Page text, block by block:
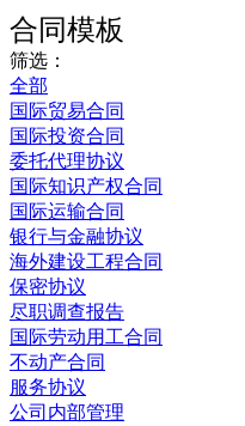
合同模板
筛选：
全部
国际贸易合同
国际投资合同
委托代理协议
国际知识产权合同
国际运输合同
银行与金融协议
海外建设工程合同
保密协议
尽职调查报告
国际劳动用工合同
不动产合同
服务协议
公司内部管理